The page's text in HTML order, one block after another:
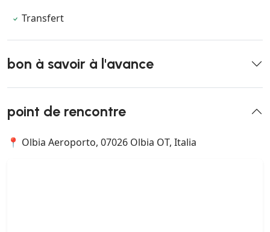
Transfert
bon à savoir à l'avance
point de rencontre
📍 Olbia Aeroporto, 07026 Olbia OT, Italia